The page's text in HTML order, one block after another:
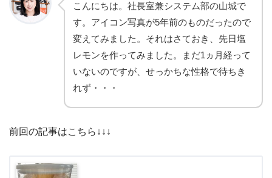
こんにちは。社長室兼システム部の山城で
す。アイコン写真が5年前のものだったので
変えてみました。それはさておき、先日塩
レモンを作ってみました。まだ1ヵ月経って
いないのですが、せっかちな性格で待ちき
れず・・・
前回の記事はこちら↓↓↓